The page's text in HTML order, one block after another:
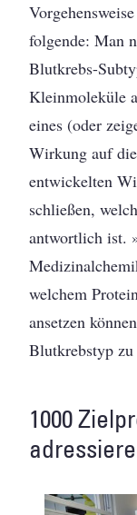
folgende: Man
Blutkrebs-
Kleinmoleküle
eines (oder
Wirkung auf
entwickelten
schließen,
antwortlich ist.
welchem
ansetzen
Blutkrebstyp
1000